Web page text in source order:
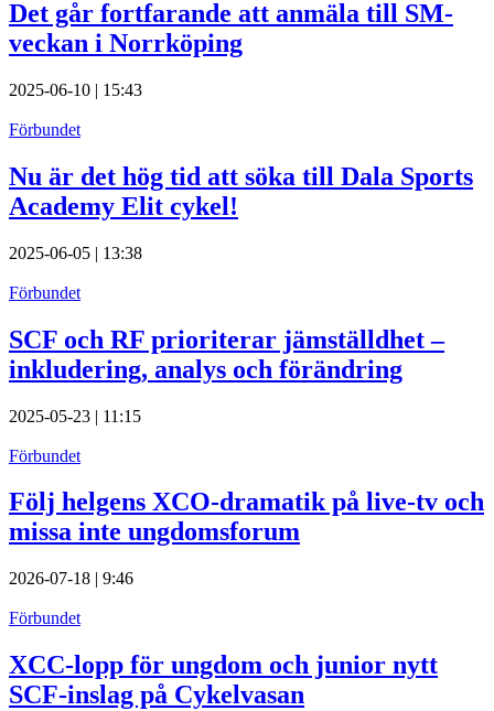
Det går fortfarande att anmäla till SM-
veckan i Norrköping
2025-06-10 | 15:43
Förbundet
Nu är det hög tid att söka till Dala Sports
Academy Elit cykel!
2025-06-05 | 13:38
Förbundet
SCF och RF prioriterar jämställdhet –
inkludering, analys och förändring
2025-05-23 | 11:15
Förbundet
Följ helgens XCO-dramatik på live-tv och
missa inte ungdomsforum
2026-07-18 | 9:46
Förbundet
XCC-lopp för ungdom och junior nytt
SCF-inslag på Cykelvasan